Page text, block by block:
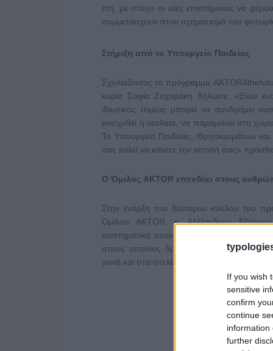
If you wish
sensitive
confirm
continue
information
further
έτη, με στόχο οι νέες επιστήμονες να
συμμετάσχουν στον σχηματισμό του
Στήριξη από το Υπουργείο Παιδείας
Σχολιάζοντας το πρόγραμμα
κυρία Σοφία Ζαχαράκη δήλωσε: «Είναι
ιδιωτικός τομέας μπορεί να συνδράμει
ενισχυθεί η νεολαία, να παραμείνει στη
Το Υπουργείο Παιδείας, Θρησκευμάτων
σας καλεί να κάνετε την αίτησή σας»
Ο Όμιλος AKTOR επενδύει στους
Στην έναρξη του δεύτερου κύκλου του
Ομίλου AKTOR, κ. Αλέξανδρος
συστηματικά στους ανθρώπους μας και
στους οποίους δραστηριοποιούμαστε.
γενιά και στα στελέχη του αύριο, αλλά και